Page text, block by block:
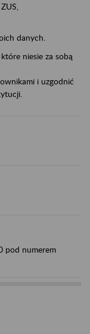
danych.
niesie za sobą
i uzgodnić
pod numerem